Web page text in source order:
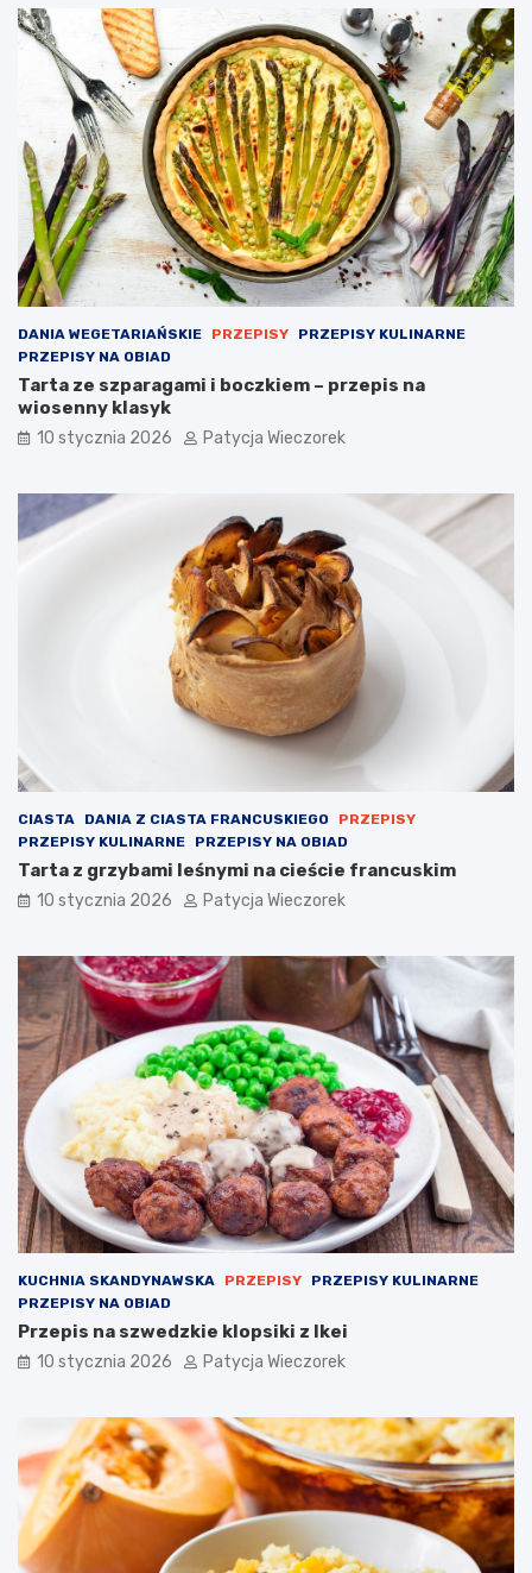
DANIA WEGETARIAŃSKIE PRZEPISY
PRZEPISY KULINARNE
PRZEPISY NA OBIAD
Tarta ze szparagami i boczkiem – przepis na
wiosenny klasyk
10 stycznia 2026 Patycja Wieczorek
CIASTA DANIA Z CIASTA FRANCUSKIEGO
PRZEPISY
PRZEPISY KULINARNE
PRZEPISY NA OBIAD
Tarta z grzybami leśnymi na cieście francuskim
10 stycznia 2026 Patycja Wieczorek
KUCHNIA SKANDYNAWSKA PRZEPISY
PRZEPISY KULINARNE
PRZEPISY NA OBIAD
Przepis na szwedzkie klopsiki z Ikei
10 stycznia 2026 Patycja Wieczorek